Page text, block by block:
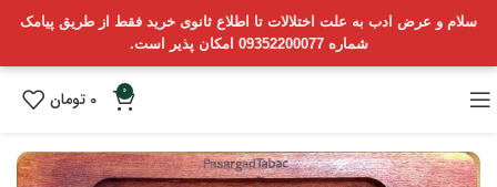
سلام و عرض ادب به علت اختلالات تا اطلاع ثانوی خرید فقط از طریق پیامک
شماره 09352200077 امکان پذیر است.
0
0 تومان